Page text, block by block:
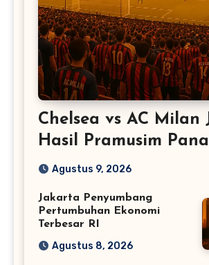
Chelsea vs AC Milan
Hasil Pramusim
Agustus 9, 2026
Jakarta Penyumbang
Pertumbuhan Ekonomi
Terbesar RI
Agustus 8, 2026